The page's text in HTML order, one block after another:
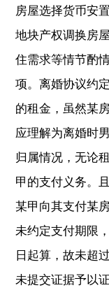
房屋选择货币安
地块产权调换房
住需求等情节酌
项。离婚协议约
的租金，虽然某
应理解为离婚时
归属情况，无论
甲的支付义务。
某甲向其支付某
未约定支付期限
日起算，故未超
未提交证据予以